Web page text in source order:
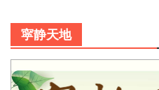
寜静天地